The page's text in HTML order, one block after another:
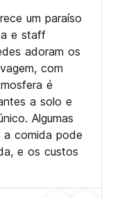
um paraíso
e staff
adoram os
com
é
a solo e
Algumas
a comida pode
e os custos